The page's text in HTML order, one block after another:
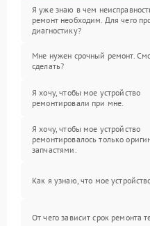
Я уже знаю в чем
ремонт необходим. Для чего
диагностику?
Мне нужен срочный ремонт.
сделать?
Я хочу, чтобы мое устройство
ремонтировали при мне.
Я хочу, чтобы мое устройство
ремонтировалось только
запчастями.
Как я узнаю, что мое
От чего зависит срок ремонта